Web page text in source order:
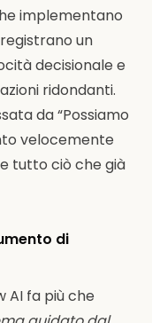
implementano
un
decisionale e
ridondanti.
da “Possiamo
velocemente
tutto ciò che già
di
AI fa più che